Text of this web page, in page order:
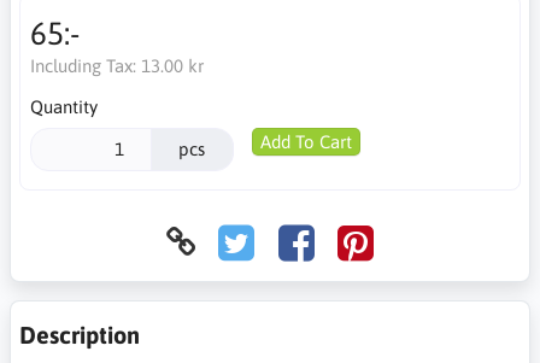
65:-
Including Tax: 13.00 kr
Quantity
pcs Add To Cart
Description